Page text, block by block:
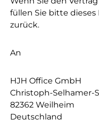
füllen Sie bitte
zurück.
An
HJH Office GmbH
Christoph-Selhamer-
82362 Weilheim
Deutschland